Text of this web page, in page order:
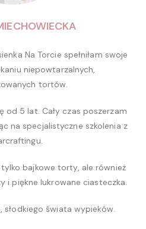
Na Torcie spełniłam swoje
niepowtarzalnych,
tortów.
od 5 lat. Cały czas poszerzam
na specjalistyczne szkolenia z
bajkowe torty, ale również
i piękne lukrowane ciasteczka.
świata wypieków.